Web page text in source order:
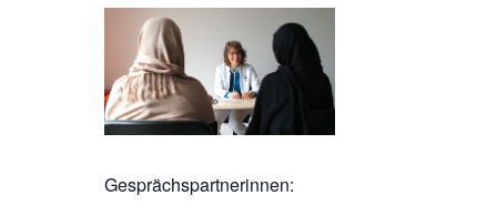
Gesprächspartnerinnen: